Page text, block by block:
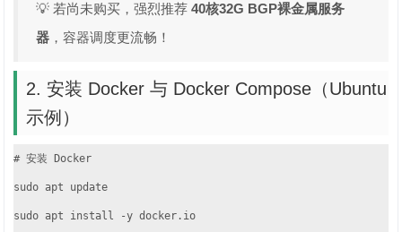
💡 若尚未购买，强烈推荐40核32G BGP裸金属服务
器 ，容器调度更流畅！
2. 安装 Docker 与 Docker Compose（Ubuntu
示例）
# 安装 Docker
sudo apt update
sudo apt install -y docker.io